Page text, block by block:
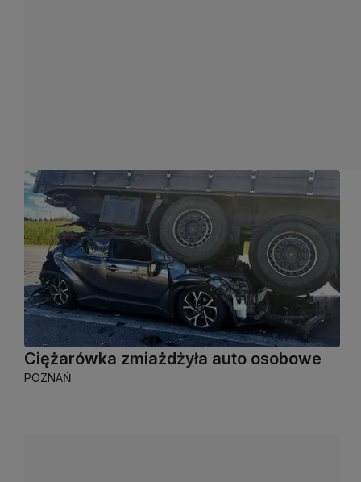
Ciężarówka zmiażdżyła auto osobowe
POZNAŃ